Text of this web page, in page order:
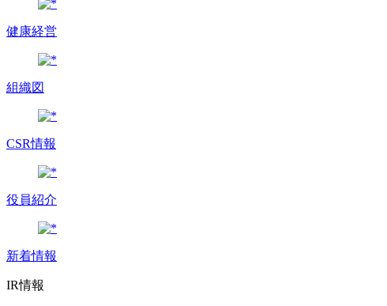
健康経営
組織図
CSR情報
役員紹介
新着情報
IR情報